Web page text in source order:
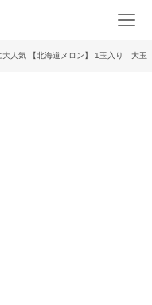
大人気 【北海道メロン】 1玉入り 大